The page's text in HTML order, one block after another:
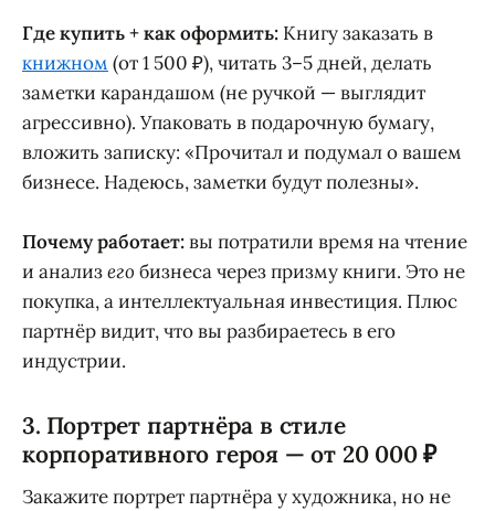
Где купить + как оформить: Книгу заказать в
книжном (от 1 500 ₽), читать 3–5 дней, делать
заметки карандашом (не ручкой — выглядит
агрессивно). Упаковать в подарочную бумагу,
вложить записку: «Прочитал и подумал о вашем
бизнесе. Надеюсь, заметки будут полезны».
Почему работает:вы потратили время на чтение
и анализего бизнеса через призму книги. Это не
покупка, а интеллектуальная инвестиция. Плюс
партнёр видит, что вы разбираетесь в его
индустрии.
3. Портрет партнёра в стиле
корпоративного героя — от 20 000 ₽
Закажите портрет партнёра у художника, но не